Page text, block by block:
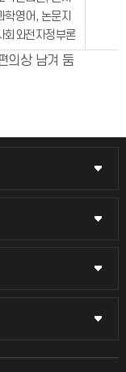
영어, 논문지
회와전자정부론
의상 남겨 둠